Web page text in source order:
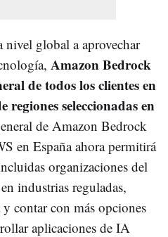
nivel global a aprovechar
Amazon Bedrock
de todos los clientes en
regiones seleccionadas en
de Amazon Bedrock
en España ahora permitirá
organizaciones del
industrias reguladas,
contar con más opciones
aplicaciones de IA